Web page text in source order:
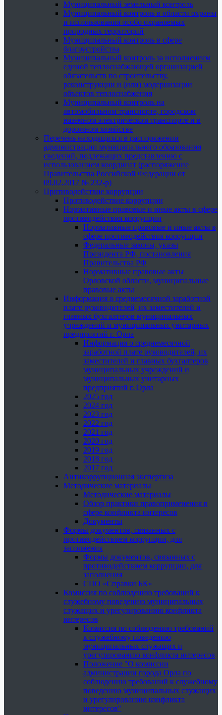
Муниципальный земельный контроль
Муниципальный контроль в области охраны
и использования особо охраняемых
природных территорий
Муниципальный контроль в сфере
благоустройства
Муниципальный контроль за исполнением
единой теплоснабжающей организацией
обязательств по строительству,
реконструкции и (или) модернизации
объектов теплоснабжения
Муниципальный контроль на
автомобильном транспорте, городском
наземном электрическом транспорте и в
дорожном хозяйстве
Перечень находящихся в распоряжении
администрации муниципального образования
сведений, подлежащих представлению с
использованием координат (распоряжение
Правительства Российской Федерации от
09.02.2017 № 232-р)
Противодействие коррупции
Противодействие коррупции
Нормативные правовые и иные акты в сфере
противодействия коррупции
Нормативные правовые и иные акты в
сфере противодействия коррупции
Федеральные законы, указы
Президента РФ, постановления
Правительства РФ
Нормативные правовые акты
Орловской области, муниципальные
правовые акты
Информация о среднемесячной заработной
плате руководителей, их заместителей и
главных бухгалтеров муниципальных
учреждений и муниципальных унитарных
предприятий г. Орла
Информация о среднемесячной
заработной плате руководителей, их
заместителей и главных бухгалтеров
муниципальных учреждений и
муниципальных унитарных
предприятий г. Орла
2025 год
2024 год
2023 год
2022 год
2021 год
2020 год
2019 год
2018 год
2017 год
Антикоррупционная экспертиза
Методические материалы
Методические материалы
Обзор практики правоприменения в
сфере конфликта интересов
Документы
Формы документов, связанных с
противодействием коррупции, для
заполнения
Формы документов, связанных с
противодействием коррупции, для
заполнения
СПО «Справки БК»
Комиссия по соблюдению требований к
служебному поведению муниципальных
служащих и урегулированию конфликта
интересов
Комиссия по соблюдению требований
к служебному поведению
муниципальных служащих и
урегулированию конфликта интересов
Положение "О комиссии
администрации города Орла по
соблюдению требований к служебному
поведению муниципальных служащих
и урегулированию конфликта
интересов"